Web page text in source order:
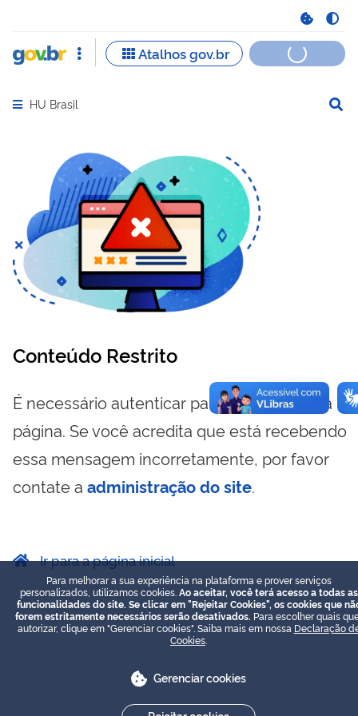
Abrir menu principal de navegação
HU Brasil
Conteúdo Restrito
É necessário autenticar para visualizar essa
página. Se você acredita que está recebendo
essa mensagem incorretamente, por favor
contate a administração do site.
Ir para a página inicial
Para melhorar a sua experiência na plataforma e prover serviços
personalizados, utilizamos cookies. Ao aceitar, você terá acesso a todas as
funcionalidades do site. Se clicar em "Rejeitar Cookies", os cookies que
forem estritamente necessários serão desativados. Para escolher quais
autorizar, clique em "Gerenciar cookies". Saiba mais em nossa Declaração
Cookies
Gerenciar cookies